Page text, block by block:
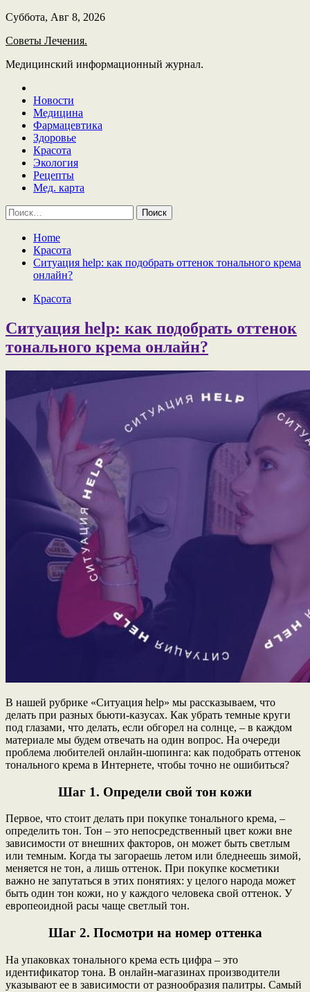
Skip
content
Суббота, Авг 8, 2026
Советы Лечения.
Медицинский информационный журнал.
Новости
Медицина
Фармацевтика
Здоровье
Красота
Экология
Рецепты
Мед. карта
Найти:
Home
Красота
Ситуация help: как подобрать оттенок тонального крема
онлайн?
Красота
Ситуация help: как подобрать оттенок
тонального крема онлайн?
В нашей рубрике «Ситуация help» мы рассказываем, что
делать при разных бьюти-казусах. Как убрать темные круги
под глазами, что делать, если обгорел на солнце, – в каждом
материале мы будем отвечать на один вопрос. На очереди
проблема любителей онлайн-шопинга: как подобрать оттенок
тонального крема в Интернете, чтобы точно не ошибиться?
Шаг 1. Определи свой тон кожи
Первое, что стоит делать при покупке тонального крема, –
определить тон. Тон – это непосредственный цвет кожи вне
зависимости от внешних факторов, он может быть светлым
или темным. Когда ты загораешь летом или бледнеешь зимой,
меняется не тон, а лишь оттенок. При покупке косметики
важно не запутаться в этих понятиях: у целого народа может
быть один тон кожи, но у каждого человека свой оттенок. У
европеоидной расы чаще светлый тон.
Шаг 2. Посмотри на номер оттенка
На упаковках тонального крема есть цифра – это
идентификатор тона. В онлайн-магазинах производители
указывают ее в зависимости от разнообразия палитры. Самый